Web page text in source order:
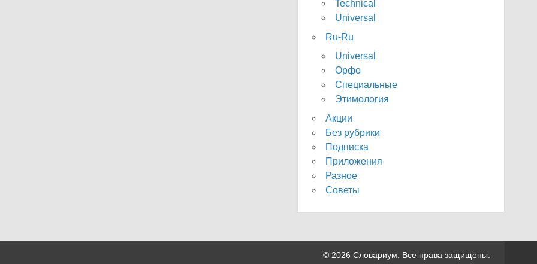
Technical
Universal
Ru-Ru
Universal
Орфо
Специальные
Этимология
Акции
Без рубрики
Подписка
Приложения
Разное
Советы
© 2026 Словариум. Все права защищены.